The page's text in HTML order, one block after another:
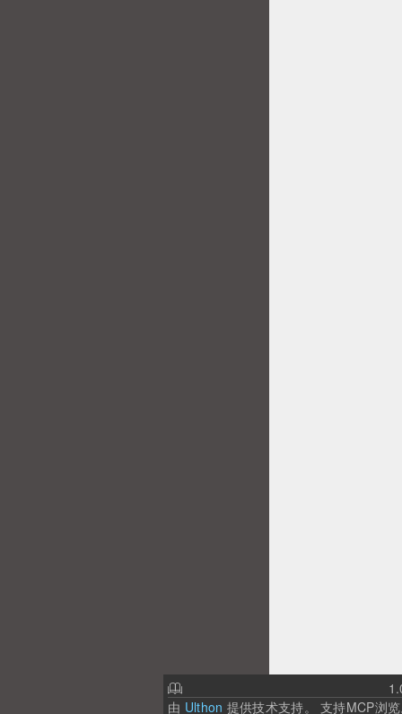
由 Ulthon 提供技术支持。 支持MCP浏